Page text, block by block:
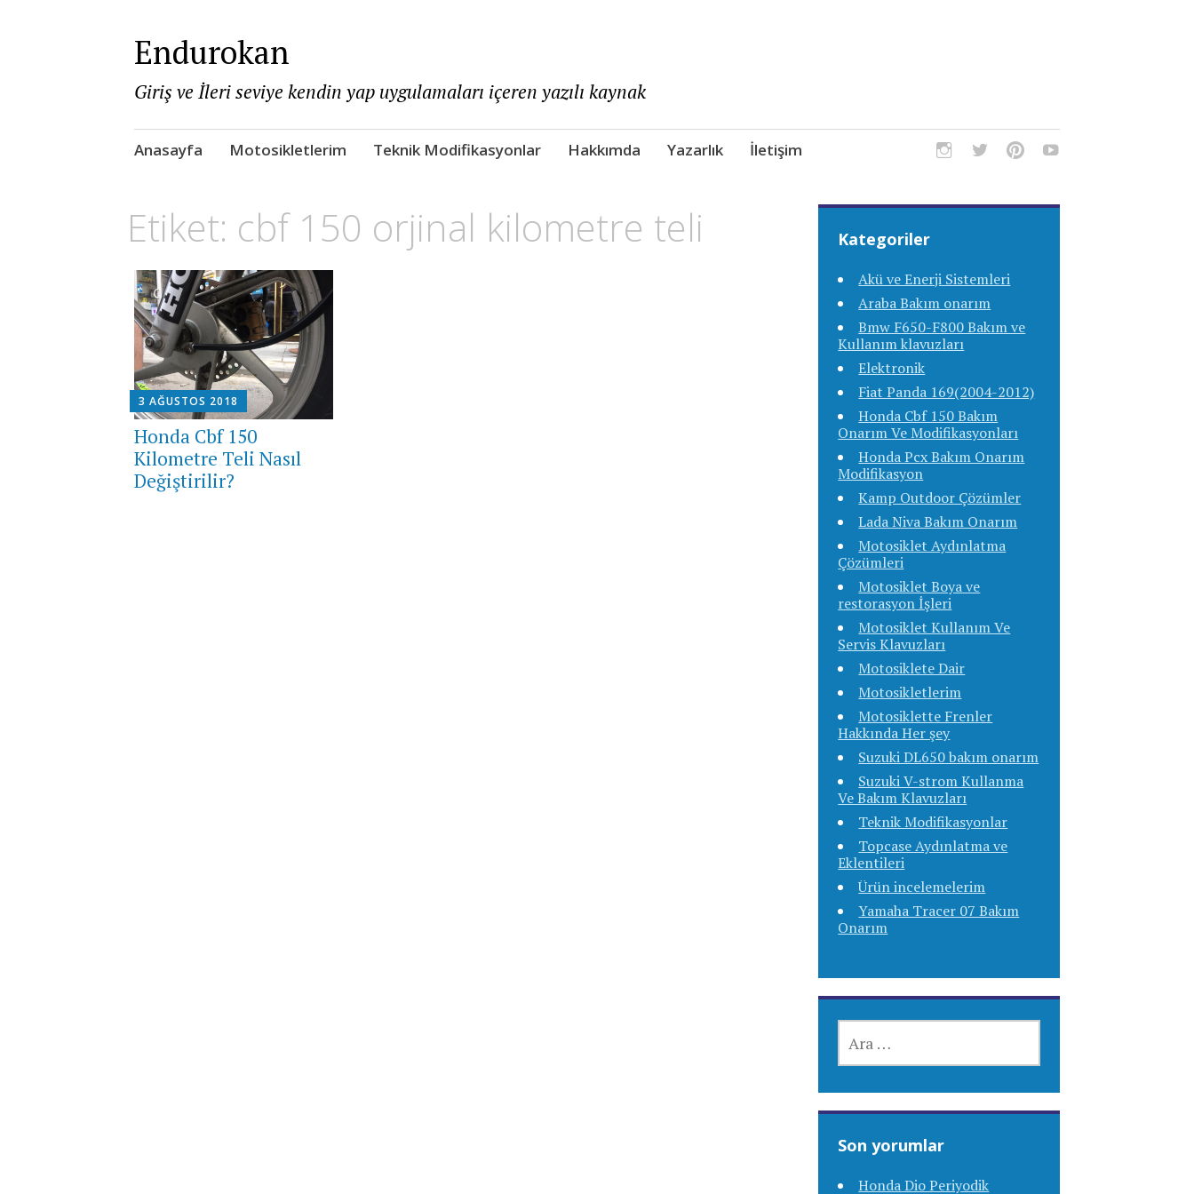
Endurokan
Giriş ve İleri seviye kendin yap uygulamaları içeren yazılı kaynak
Skip
Anasayfa Motosikletlerim Teknik Modifikasyonlar Hakkımda Yazarlık İletişim
Etiket: cbf 150 orjinal kilometre teli
3 AĞUSTOS 2018
Honda Cbf 150
Kilometre Teli Nasıl
Değiştirilir?
Kategoriler
Akü ve Enerji Sistemleri
Araba Bakım onarım
Bmw F650-F800 Bakım ve
Kullanım klavuzları
Elektronik
Fiat Panda 169(2004-2012)
Honda Cbf 150 Bakım
Onarım Ve Modifikasyonları
Honda Pcx Bakım Onarım
Modifikasyon
Kamp Outdoor Çözümler
Lada Niva Bakım Onarım
Motosiklet Aydınlatma
Çözümleri
Motosiklet Boya ve
restorasyon İşleri
Motosiklet Kullanım Ve
Servis Klavuzları
Motosiklete Dair
Motosikletlerim
Motosiklette Frenler
Hakkında Her şey
Suzuki DL650 bakım onarım
Suzuki V-strom Kullanma
Ve Bakım Klavuzları
Teknik Modifikasyonlar
Topcase Aydınlatma ve
Eklentileri
Ürün incelemelerim
Yamaha Tracer 07 Bakım
Onarım
Son yorumlar
Honda Dio Periyodik